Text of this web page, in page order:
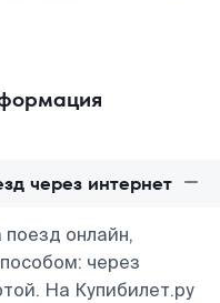
через интернет
онлайн,
через
На Купибилет.ру